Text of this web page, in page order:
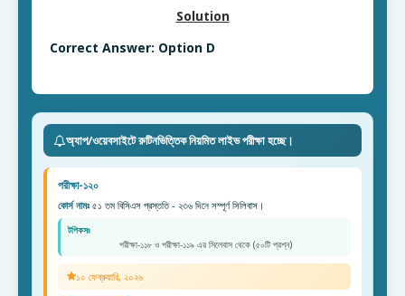
Solution
Correct Answer: Option D
অ্যাপ/ওয়েবসাইটে রুটিনভিত্তিক নিয়মিত লাইভ পরীক্ষা হচ্ছে।
পরীক্ষা-১২০
কোর্স নামঃ ৫১ তম বিসিএস প্রস্ততি - ২৩৬ দিনে সম্পূর্ণ সিলিবাস।
টপিকসঃ
পরীক্ষা-১১৮ ও পরীক্ষা-১১৯ এর সিলেবাস থেকে (৫০টি প্রশ্ন)
১০ ফেব্রুয়ারি, ২০২৬